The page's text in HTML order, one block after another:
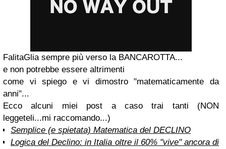
FalitaGlia sempre più verso la BANCAROTTA...
e non potrebbe essere altrimenti
come vi spiego e vi dimostro "matematicamente da
anni"...
Ecco alcuni miei post a caso trai tanti (NON
leggeteli...mi raccomando...)
Semplice (e spietata) Matematica del DECLINO
Logica del Declino: in Italia oltre il 60% "vive" ancora di